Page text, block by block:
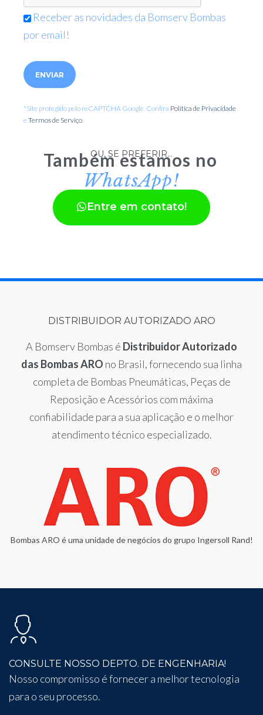
Receber as novidades da Bomserv Bombas
por email!
*Site protegido pelo reCAPTCHA Google. Confira Política de Privacidade
e Termos de Serviço
OU, SE PREFERIR...
Também estamos no
WhatsApp!
Entre em contato!
DISTRIBUIDOR AUTORIZADO ARO
A Bomserv Bombas é Distribuidor Autorizado
das Bombas ARO no Brasil, fornecendo sua linha
completa de Bombas Pneumáticas, Peças de
Reposição e Acessórios com máxima
confiabilidade para a sua aplicação e o melhor
atendimento técnico especializado.
Bombas ARO é uma unidade de negócios do grupo Ingersoll Rand!
CONSULTE NOSSO DEPTO. DE ENGENHARIA!
Nosso compromisso é fornecer a melhor tecnologia
para o seu processo.